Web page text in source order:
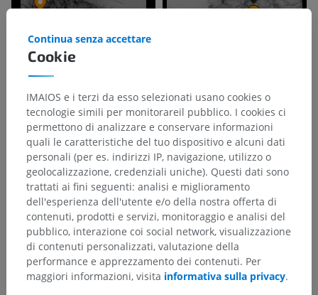
Cookie
Continua senza accettare
IMAIOS e i terzi da esso selezionati usano cookies o
tecnologie simili per monitorareil pubblico. I cookies ci
permettono di analizzare e conservare informazioni
quali le caratteristiche del tuo dispositivo e alcuni dati
personali (per es. indirizzi IP, navigazione, utilizzo o
geolocalizzazione, credenziali uniche). Questi dati sono
trattati ai fini seguenti: analisi e miglioramento
dell'esperienza dell'utente e/o della nostra offerta di
contenuti, prodotti e servizi, monitoraggio e analisi del
pubblico, interazione coi social network, visualizzazione
di contenuti personalizzati, valutazione della
performance e apprezzamento dei contenuti. Per
maggiori informazioni, visita informativa sulla privacy.